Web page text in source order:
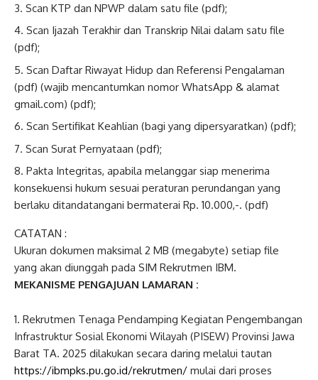
Scan KTP dan NPWP dalam satu file (pdf);
Scan Ijazah Terakhir dan Transkrip Nilai dalam satu file
(pdf);
Scan Daftar Riwayat Hidup dan Referensi Pengalaman
(pdf) (wajib mencantumkan nomor WhatsApp & alamat
gmail.com) (pdf);
Scan Sertifikat Keahlian (bagi yang dipersyaratkan) (pdf);
Scan Surat Pernyataan (pdf);
Pakta Integritas, apabila melanggar siap menerima
konsekuensi hukum sesuai peraturan perundangan yang
berlaku ditandatangani bermaterai Rp. 10.000,-. (pdf)
CATATAN :
Ukuran dokumen maksimal 2 MB (megabyte) setiap file
yang akan diunggah pada SIM Rekrutmen IBM.
MEKANISME PENGAJUAN LAMARAN :
Rekrutmen Tenaga Pendamping Kegiatan Pengembangan
Infrastruktur Sosial Ekonomi Wilayah (PISEW) Provinsi Jawa
Barat TA. 2025 dilakukan secara daring melalui tautan
https://ibmpks.pu.go.id/rekrutmen/ mulai dari proses